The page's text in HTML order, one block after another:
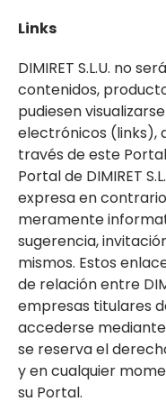
Links
DIMIRET S.L.U. no
contenidos,
pudiesen
electrónicos (links),
través de este
Portal de DIMIRET
expresa en
meramente
sugerencia,
mismos. Estos
de relación entre
empresas titulares
accederse mediante
se reserva el
y en cualquier
su Portal.